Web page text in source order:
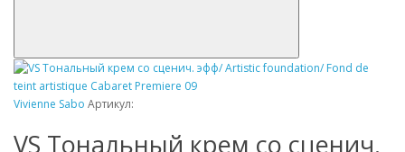
Vivienne Sabo Артикул:
VS Tональный крем со сценич.